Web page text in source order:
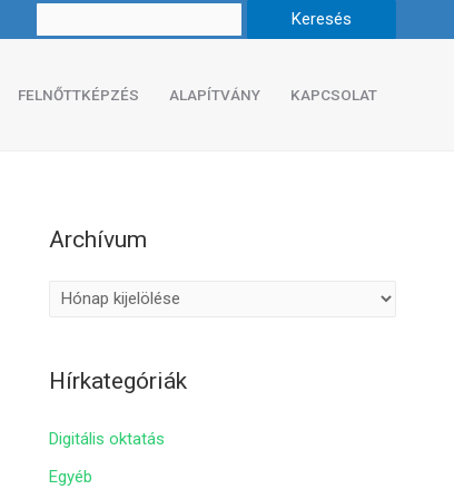
FELNŐTTKÉPZÉS ALAPÍTVÁNY KAPCSOLAT
Archívum
í
Hírkategóriák
Digitális oktatás
Egyéb